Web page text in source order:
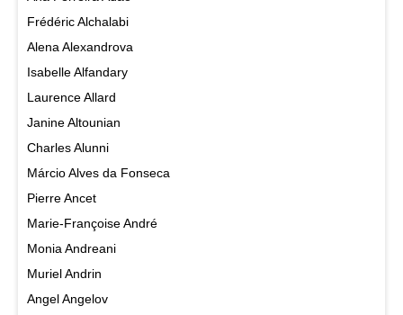
Frédéric Alchalabi
Alena Alexandrova
Isabelle Alfandary
Laurence Allard
Janine Altounian
Charles Alunni
Márcio Alves da Fonseca
Pierre Ancet
Marie-Françoise André
Monia Andreani
Muriel Andrin
Angel Angelov